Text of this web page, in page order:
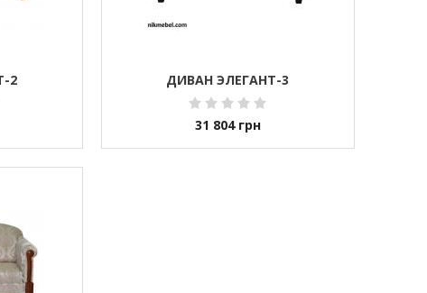
2 ДИВАН ЭЛЕГАНТ-3
31 804 грн